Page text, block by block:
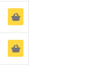
Ä
Ä